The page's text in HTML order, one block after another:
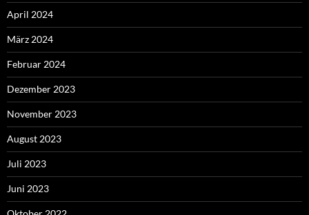
April 2024
März 2024
Februar 2024
Dezember 2023
November 2023
August 2023
Juli 2023
Juni 2023